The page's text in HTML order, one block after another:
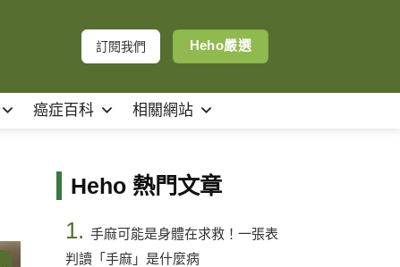
訂閱我們 Heho嚴選
癌症百科 相關網站
Heho 熱門文章
1. 手麻可能是身體在求救！一張表
判讀「手麻」是什麼病